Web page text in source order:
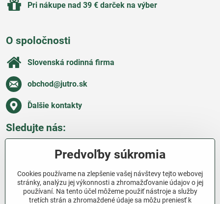
Pri nákupe nad 39 € darček na výber
O spoločnosti
Slovenská rodinná firma
obchod​@jutro​.sk
Ďalšie kontakty
Sledujte nás:
Všetko o nákupe
Ďakujeme za podporu
Predvoľby súkromia
Cookies používame na zlepšenie vašej návštevy tejto webovej
stránky, analýzu jej výkonnosti a zhromažďovanie údajov o jej
používaní. Na tento účel môžeme použiť nástroje a služby
tretích strán a zhromaždené údaje sa môžu preniesť k